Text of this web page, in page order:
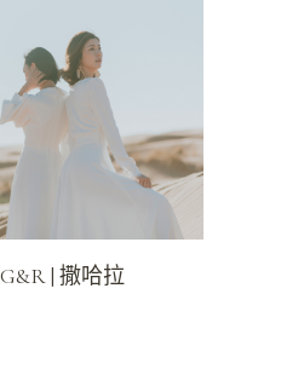
| 撒哈拉